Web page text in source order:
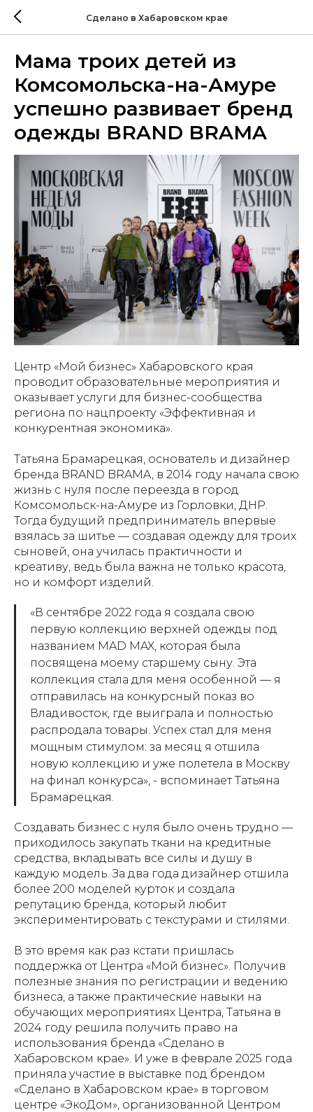
Сделано в Хабаровском крае
Мама троих детей из
Комсомольска-на-Амуре
успешно развивает бренд
одежды BRAND BRAMA
Центр «Мой бизнес» Хабаровского края
проводит образовательные мероприятия и
оказывает услуги для бизнес-сообщества
региона по нацпроекту «Эффективная и
конкурентная экономика».
Татьяна Брамарецкая, основатель и дизайнер
бренда BRAND BRAMA, в 2014 году начала свою
жизнь с нуля после переезда в город
Комсомольск-на-Амуре из Горловки, ДНР.
Тогда будущий предприниматель впервые
взялась за шитье — создавая одежду для троих
сыновей, она училась практичности и
креативу, ведь была важна не только красота,
но и комфорт изделий.
«В сентябре 2022 года я создала свою
первую коллекцию верхней одежды под
названием MAD MAX, которая была
посвящена моему старшему сыну. Эта
коллекция стала для меня особенной — я
отправилась на конкурсный показ во
Владивосток, где выиграла и полностью
распродала товары. Успех стал для меня
мощным стимулом: за месяц я отшила
новую коллекцию и уже полетела в Москву
на финал конкурса», - вспоминает Татьяна
Брамарецкая.
Создавать бизнес с нуля было очень трудно —
приходилось закупать ткани на кредитные
средства, вкладывать все силы и душу в
каждую модель. За два года дизайнер отшила
более 200 моделей курток и создала
репутацию бренда, который любит
экспериментировать с текстурами и стилями.
В это время как раз кстати пришлась
поддержка от Центра «Мой бизнес». Получив
полезные знания по регистрации и ведению
бизнеса, а также практические навыки на
обучающих мероприятиях Центра, Татьяна в
2024 году решила получить право на
использования бренда «Сделано в
Хабаровском крае». И уже в феврале 2025 года
приняла участие в выставке под брендом
«Сделано в Хабаровском крае» в торговом
центре «ЭкоДом», организованной Центром